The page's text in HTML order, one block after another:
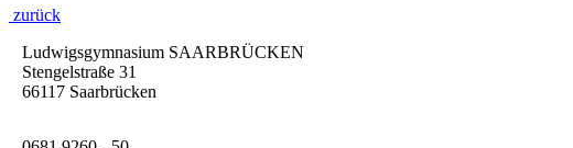
zurück
Ludwigsgymnasium SAARBRÜCKEN
Stengelstraße 31
66117 Saarbrücken